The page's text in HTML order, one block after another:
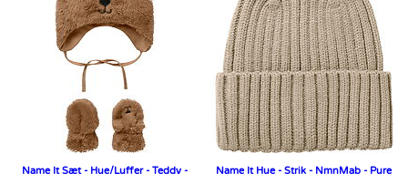
Name It Sæt - Hue/Luffer - Teddy -
Name It Hue - Strik - NmnMab - Pure